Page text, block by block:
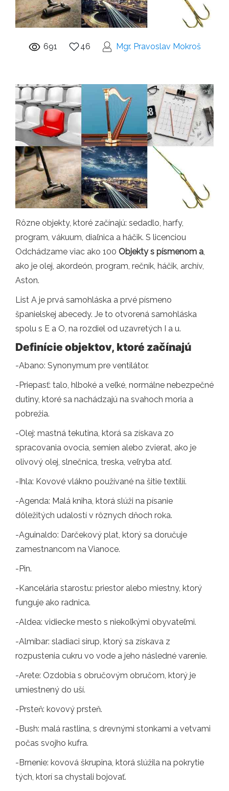
691 46 Mgr. Pravoslav Mokroš
Rôzne objekty, ktoré začínajú: sedadlo, harfy,
program, vákuum, diaľnica a háčik. S licenciou
Odchádzame viac ako 100 Objekty s písmenom a,
ako je olej, akordeón, program, rečník, háčik, archív,
Aston.
List A je prvá samohláska a prvé písmeno
španielskej abecedy. Je to otvorená samohláska
spolu s E a O, na rozdiel od uzavretých I a u.
Definície objektov, ktoré začínajú
-Abano: Synonymum pre ventilátor.
-Priepasť: talo, hlboké a veľké, normálne nebezpečné
dutiny, ktoré sa nachádzajú na svahoch moria a
pobrežia.
-Olej: mastná tekutina, ktorá sa získava zo
spracovania ovocia, semien alebo zvierat, ako je
olivový olej, slnečnica, treska, veľryba atď.
-Ihla: Kovové vlákno používané na šitie textílií.
-Agenda: Malá kniha, ktorá slúži na písanie
dôležitých udalostí v rôznych dňoch roka.
-Aguinaldo: Darčekový plat, ktorý sa doručuje
zamestnancom na Vianoce.
-Pin.
-Kancelária starostu: priestor alebo miestny, ktorý
funguje ako radnica.
-Aldea: vidiecke mesto s niekoľkými obyvateľmi.
-Almíbar: sladiaci sirup, ktorý sa získava z
rozpustenia cukru vo vode a jeho následné varenie.
-Arete: Ozdobia s obručovým obručom, ktorý je
umiestnený do uší.
-Prsteň: kovový prsteň.
-Bush: malá rastlina, s drevnými stonkami a vetvami
počas svojho kufra.
-Brnenie: kovová škrupina, ktorá slúžila na pokrytie
tých, ktorí sa chystali bojovať.